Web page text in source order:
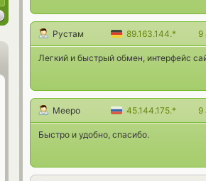
Рустам 89.163.144.* 9
Легкий и быстрый обмен, интерфейс
Meepo 45.144.175.* 9
Быстро и удобно, спасибо.